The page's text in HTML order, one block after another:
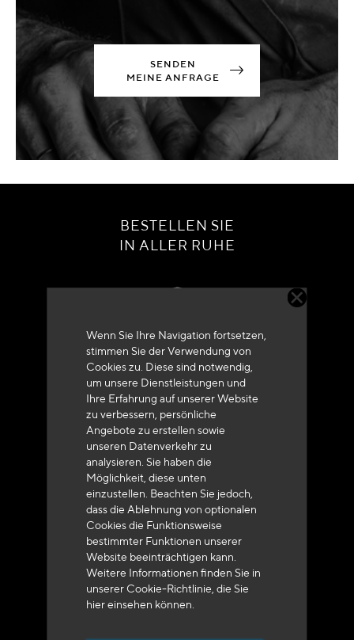
Wenn Sie Ihre Navigation fortsetzen,
stimmen Sie der Verwendung von
Cookies zu. Diese sind notwendig,
um unsere Dienstleistungen und
Ihre Erfahrung auf unserer Website
zu verbessern, persönliche
Angebote zu erstellen sowie
unseren Datenverkehr zu
analysieren. Sie haben die
Möglichkeit, diese unten
einzustellen. Beachten Sie jedoch,
dass die Ablehnung von optionalen
Cookies die Funktionsweise
bestimmter Funktionen unserer
Website beeinträchtigen kann.
Weitere Informationen finden Sie in
unserer Cookie-Richtlinie, die Sie
hiereinsehen können.
SENDEN
MEINE ANFRAGE
BESTELLEN SIE
IN ALLER RUHE
Kundenservice
+33 (0)4 79 72 62 22 Drücken 1
Lieferung innerhalb von 48 bis 72 Stunden in
Metropolitan-Frankreich
Versandkostenfrei